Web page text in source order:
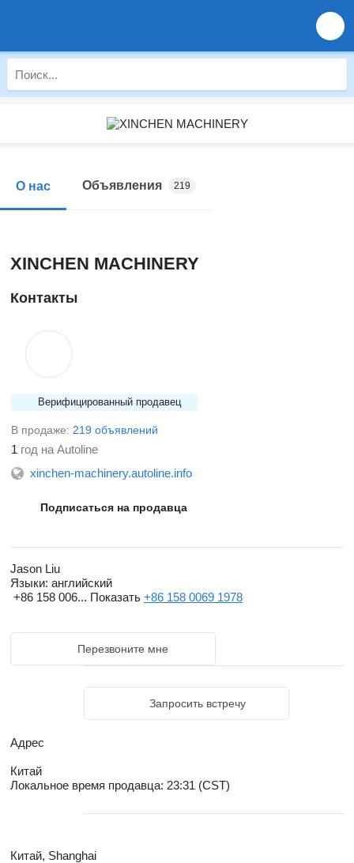
О нас Объявления 219
XINCHEN MACHINERY
Контакты
Верифицированный продавец
В продаже: 219 объявлений
1 год на Autoline
xinchen-machinery.autoline.info
Подписаться на продавца
Jason Liu
Языки: английский
+86 158 006... Показать +86 158 0069 1978
Перезвоните мне
Запросить встречу
Адрес
Китай
Локальное время продавца: 23:31 (CST)
Китай, Shanghai